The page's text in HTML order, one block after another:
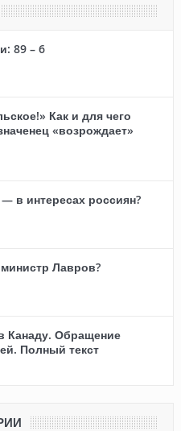
89 – 6
Как и для чего
«возрождает»
в интересах россиян?
Лавров?
Канаду. Обращение
Полный текст